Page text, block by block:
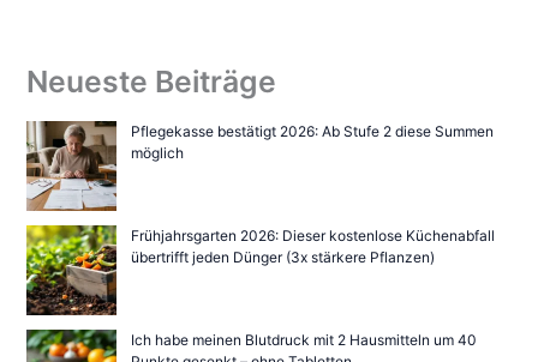
Neueste Beiträge
Pflegekasse bestätigt 2026: Ab Stufe 2 diese Summen
möglich
Frühjahrsgarten 2026: Dieser kostenlose Küchenabfall
übertrifft jeden Dünger (3x stärkere Pflanzen)
Ich habe meinen Blutdruck mit 2 Hausmitteln um 40